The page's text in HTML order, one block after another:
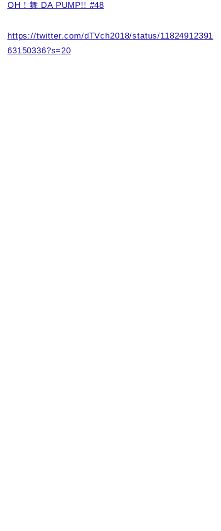
OH！舞 DA PUMP!! #48
https://twitter.com/dTVch2018/status/11824912391
63150336?s=20